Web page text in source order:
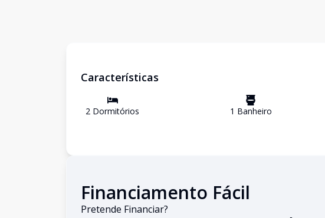
Características
2 Dormitórios 1 Banheiro
Financiamento Fácil
Pretende Financiar?